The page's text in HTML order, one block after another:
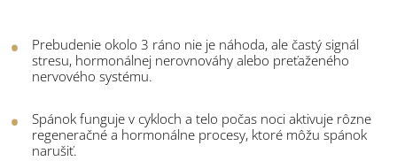
Prebudenie okolo 3 ráno nie je náhoda, ale častý signál
stresu, hormonálnej nerovnováhy alebo preťaženého
nervového systému.
Spánok funguje v cykloch a telo počas noci aktivuje rôzne
regeneračné a hormonálne procesy, ktoré môžu spánok
narušiť.